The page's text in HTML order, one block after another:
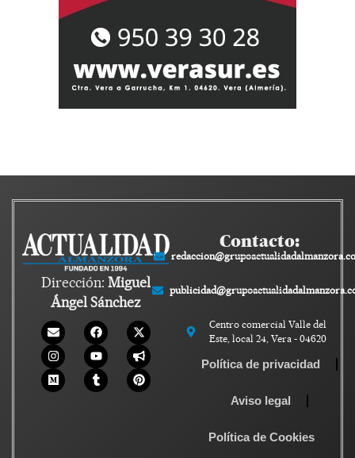
Dirección: Miguel
Ángel Sánchez
Contacto:
Centro comercial Valle del
Este, local 24, Vera - 04620
Política de privacidad
Aviso legal
Política de Cookies